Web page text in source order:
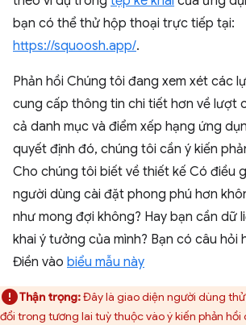
bạn có thể thử hộp thoại trực tiếp tại:
https://squoosh.app/.
Phản hồi Chúng tôi đang xem xét các
cung cấp thông tin chi tiết hơn về lượt
cả danh mục và điểm xếp hạng ứng
quyết định đó, chúng tôi cần ý kiến
Cho chúng tôi biết về thiết kế Có điều
người dùng cài đặt phong phú hơn
như mong đợi không? Hay bạn cần dữ
khai ý tưởng của mình? Bạn có câu hỏi
Điền vào biểu mẫu này
Thận trọng:Đây là giao diện người dùng
đổi trong tương lai tuỳ thuộc vào ý kiến phản hồi